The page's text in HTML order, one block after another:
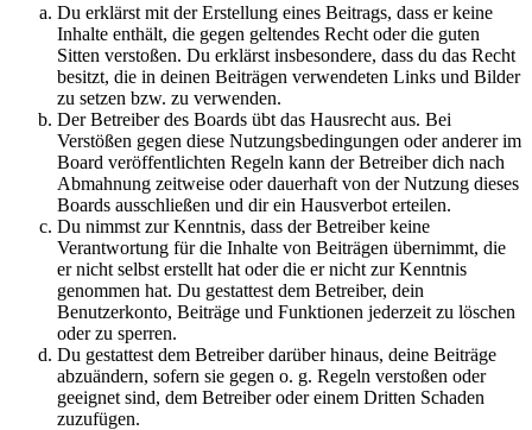
Du erklärst mit der Erstellung eines Beitrags, dass er keine
Inhalte enthält, die gegen geltendes Recht oder die guten
Sitten verstoßen. Du erklärst insbesondere, dass du das Recht
besitzt, die in deinen Beiträgen verwendeten Links und Bilder
zu setzen bzw. zu verwenden.
Der Betreiber des Boards übt das Hausrecht aus. Bei
Verstößen gegen diese Nutzungsbedingungen oder anderer im
Board veröffentlichten Regeln kann der Betreiber dich nach
Abmahnung zeitweise oder dauerhaft von der Nutzung dieses
Boards ausschließen und dir ein Hausverbot erteilen.
Du nimmst zur Kenntnis, dass der Betreiber keine
Verantwortung für die Inhalte von Beiträgen übernimmt, die
er nicht selbst erstellt hat oder die er nicht zur Kenntnis
genommen hat. Du gestattest dem Betreiber, dein
Benutzerkonto, Beiträge und Funktionen jederzeit zu löschen
oder zu sperren.
Du gestattest dem Betreiber darüber hinaus, deine Beiträge
abzuändern, sofern sie gegen o. g. Regeln verstoßen oder
geeignet sind, dem Betreiber oder einem Dritten Schaden
zuzufügen.